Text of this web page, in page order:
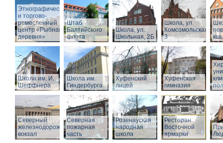
Этнографический
и торгово-
ремесленный
центр «Рыбная
деревня»
Штаб
Балтийского
флота
Школа, ул.
Школьная, 2Б
Школа, ул.
Комсомольская,
3
Школа им. И.
Шеффнера
Школа им.
Гиндербурга
Хуфенский
лицей
Хуфенская
гимназия
Северный
железнодорожный
вокзал
Северная
пожарная
часть
Розенауская
народная
школа
Ресторан
Восточной
ярмарки